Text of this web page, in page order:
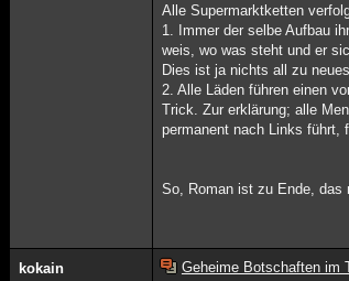
Alle Supermarktketten
1. Immer der selbe Aufbau
weis, wo was steht und er
Dies ist ja nichts all zu
2. Alle Läden führen einen
Trick. Zur erklärung; alle
permanent nach Links führt,
So, Roman ist zu Ende, das
kokain Geheime Botschaften im